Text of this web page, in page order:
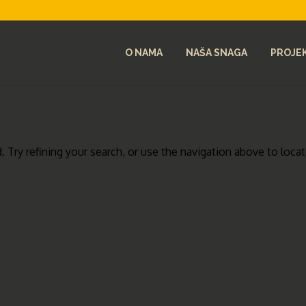
O NAMA NAŠA SNAGA
refining your search, or use the navigation above to